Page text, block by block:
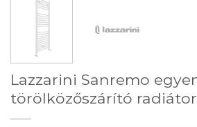
Lazzarini Sanremo
törölközőszárító radiátor